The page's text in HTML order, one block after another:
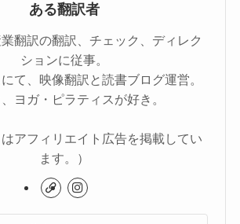
ある翻訳者
翻訳の翻訳、チェック、ディレク
ションに従事。
て、映像翻訳と読書ブログ運営。
ヨガ・ピラティスが好き。
はアフィリエイト広告を掲載してい
ます。）